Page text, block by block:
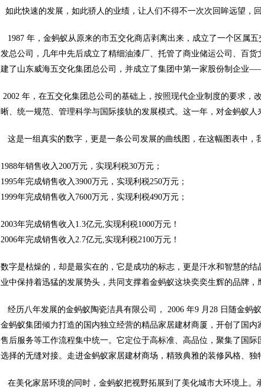
如此快速的发展，如此骄人的业绩，让人们不得不一次次回眸远望，
1987 年，金蚂蚁从原来的市五交化商店剥离出来，成立了一个区属
发总公司，几年中先后成立了精细油漆厂、托管了商业储运公司、百
建了山东威海五交化集团总公司，并成立了集团中第一家股份制企业
2002 年，在五交化集团总公司的基础上，按照现代企业制度的要求
晰、统一规范、管理科学与国际接轨的发展模式。这一年，对金蚂蚁
这是一组真实的数字，更是一条公司发展的曲线图，在这幅图表中，
1988年销售收入200万元，实现利税30万元；
1995年完成销售收入3900万元，实现利税250万元；
1999年完成销售收入7600万元，实现利税490万元；
2003年完成销售收入1.3亿元,实现利税1000万元！
2006年完成销售收入2.7亿元,实现利税2100万元！
数字是枯燥的，却是最实在的，它是成功的标志，更是汗水和智慧的
业中保持着迅猛的发展势头，共同支撑着金蚂蚁这块奕奕生辉的品牌，
经历八年发展的金蚂蚁陶瓷洁具有限公司， 2006 年9 月28 日随金蚂
金蚂蚁集团倾力打造的国内独立经营的精品家居建材商厦，开创了国
售后服务等工作流程集中统一。它定位于高标准、高品位，聚集了国
选择的无缝对接。走进金蚂蚁家居建材商场，精致典雅的装修风格、
在美化家居环境的同时，金蚂蚁把视野拓展到了美化城市大环境上